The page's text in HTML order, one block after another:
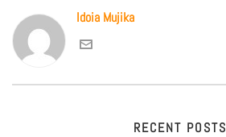
Idoia Mujika
RECENT POSTS